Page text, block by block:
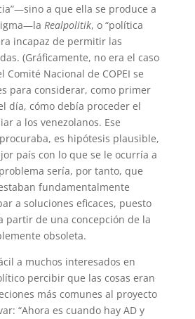
a que ella se produce a
Realpolitik, o “política
incapaz de permitir las
(Gráficamente, no era el caso
Comité Nacional de COPEI se
para considerar, como primer
día, cómo debía proceder el
a los venezolanos. Ese
es hipótesis plausible,
país con lo que se le ocurría a
sería, por tanto, que
fundamentalmente
a soluciones eficaces, puesto
partir de una concepción de la
obsoleta.
a muchos interesados en
percibir que las cosas eran
más comunes al proyecto
“Ahora es cuando hay AD y